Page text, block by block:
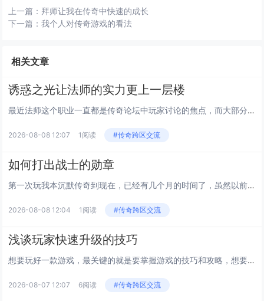
上一篇： 拜师让我在传奇中快速的成长
下一篇：我个人对传奇游戏的看法
相关文章
诱惑之光让法师的实力更上一层楼
最近法师这个职业一直都是传奇论坛中玩家讨论的焦点，而大部分的玩家都认为法师三个职业中最弱的职业，而我自己也是这样觉得。...
2026-08-08 12:07 1阅读 #传奇跨区交流
如何打出战士的勋章
第一次玩我本沉默传奇到现在，已经有几个月的时间了，虽然以前传奇非常火爆，自己一直都没有玩，后来，朋友邀请我一起来玩传奇...
2026-08-08 12:04 1阅读 #传奇跨区交流
浅谈玩家快速升级的技巧
想要玩好一款游戏，最关键的就是要掌握游戏的技巧和攻略，想要玩好传奇也是一样的，那么在传奇里面有什么快速升级的技巧和办法...
2026-08-07 12:07 6阅读 #传奇跨区交流